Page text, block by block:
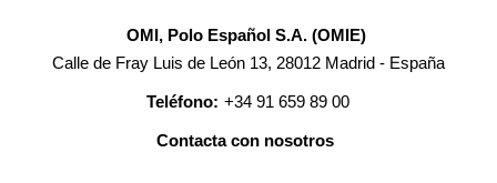
OMI, Polo Español S.A. (OMIE)
Calle de Fray Luis de León 13, 28012 Madrid - España
Teléfono: +34 91 659 89 00
Contacta con nosotros